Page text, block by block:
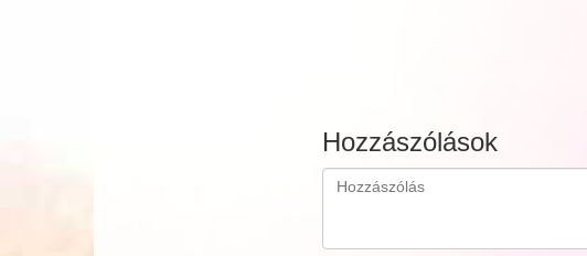
Hozzászólások